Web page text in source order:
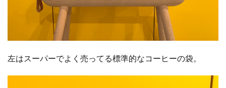
左はスーパーでよく売ってる標準的なコーヒーの袋。